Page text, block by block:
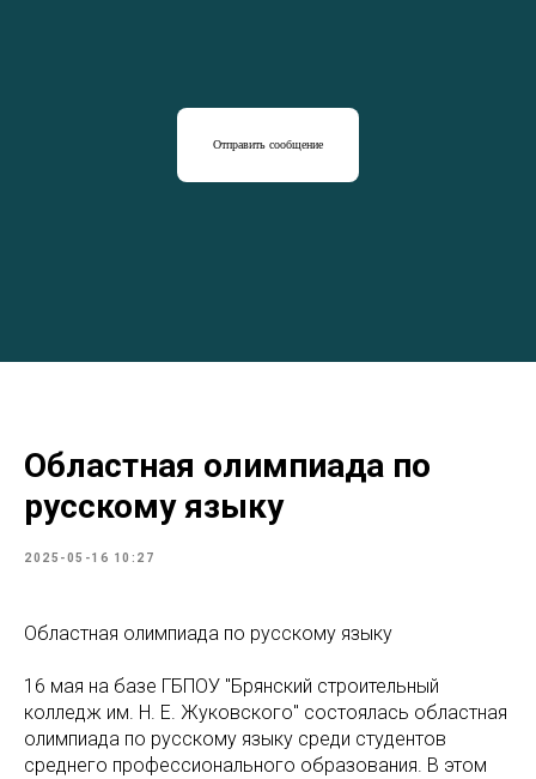
Отправить сообщение
Областная олимпиада по
русскому языку
2025-05-16 10:27
Областная олимпиада по русскому языку
16 мая на базе ГБПОУ "Брянский строительный
колледж им. Н. Е. Жуковского" состоялась областная
олимпиада по русскому языку среди студентов
среднего профессионального образования. В этом